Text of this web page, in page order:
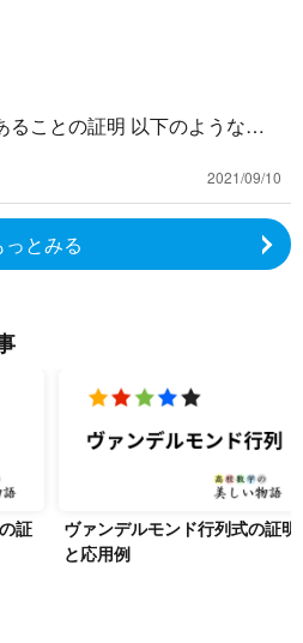
ることの証明 以下のような数
を使ったのはどうでしょう
2021/09/10
っとみる
証
ヴァンデルモンド行列式の証明
と応用例